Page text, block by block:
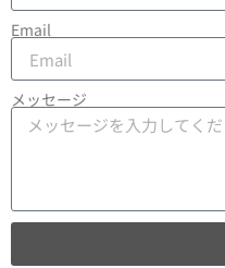
Email
メッセージ